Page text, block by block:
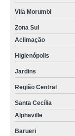
Vila Morumbi
Zona Sul
Aclimação
Higienópolis
Jardins
Região Central
Santa Cecília
Alphaville
Barueri